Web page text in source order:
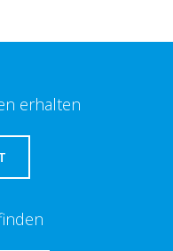
erhalten